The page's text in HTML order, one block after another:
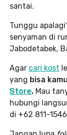
santai.
Tunggu
senyaman di
Jabodetabek,
Agar cari kost
yang bisa
Store. Mau
hubungi
di +62 811-